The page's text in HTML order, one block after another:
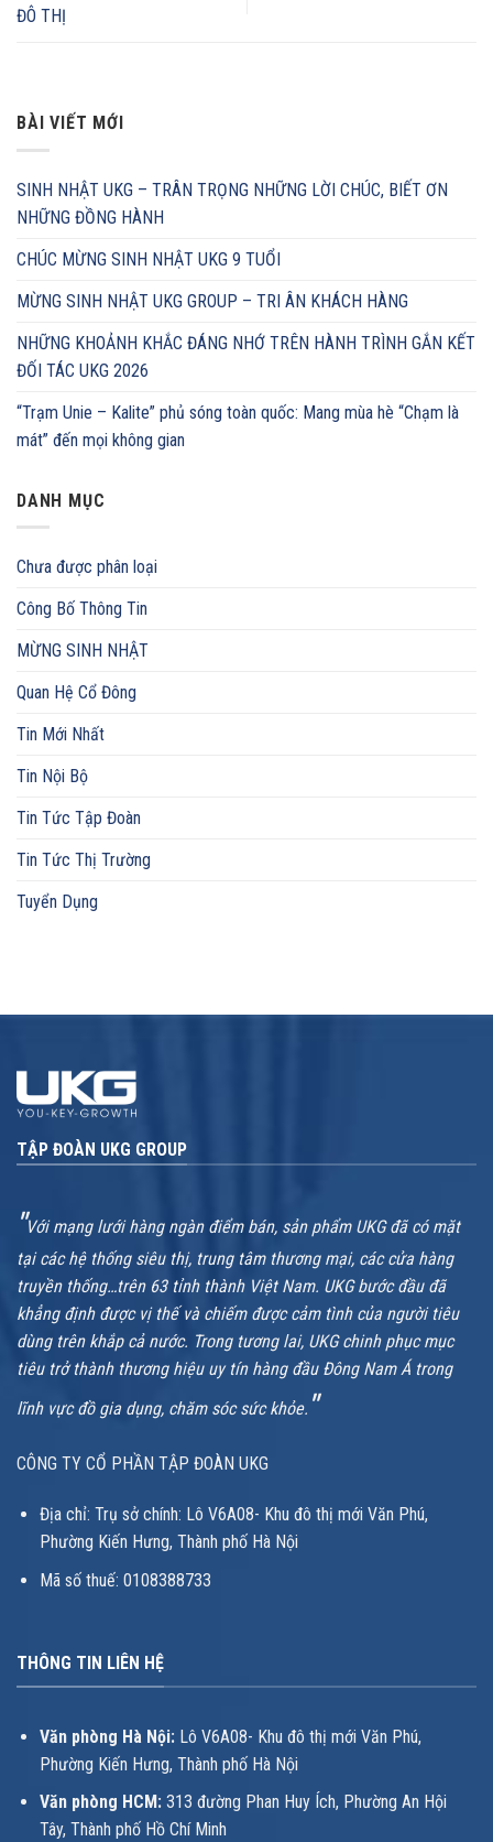
ĐÔ THỊ
BÀI VIẾT MỚI
SINH NHẬT UKG – TRÂN TRỌNG NHỮNG LỜI CHÚC, BIẾT ƠN
NHỮNG ĐỒNG HÀNH
CHÚC MỪNG SINH NHẬT UKG 9 TUỔI
MỪNG SINH NHẬT UKG GROUP – TRI ÂN KHÁCH HÀNG
NHỮNG KHOẢNH KHẮC ĐÁNG NHỚ TRÊN HÀNH TRÌNH GẮN KẾT
ĐỐI TÁC UKG 2026
“Trạm Unie – Kalite” phủ sóng toàn quốc: Mang mùa hè “Chạm là
mát” đến mọi không gian
DANH MỤC
Chưa được phân loại
Công Bố Thông Tin
MỪNG SINH NHẬT
Quan Hệ Cổ Đông
Tin Mới Nhất
Tin Nội Bộ
Tin Tức Tập Đoàn
Tin Tức Thị Trường
Tuyển Dụng
TẬP ĐOÀN UKG GROUP
"Với mạng lưới hàng ngàn điểm bán, sản phẩm UKG đã có mặt
tại các hệ thống siêu thị, trung tâm thương mại, các cửa hàng
truyền thống…trên 63 tỉnh thành Việt Nam. UKG bước đầu đã
khẳng định được vị thế và chiếm được cảm tình của người tiêu
dùng trên khắp cả nước. Trong tương lai, UKG chinh phục mục
tiêu trở thành thương hiệu uy tín hàng đầu Đông Nam Á trong
lĩnh vực đồ gia dụng, chăm sóc sức khỏe. "
CÔNG TY CỔ PHẦN TẬP ĐOÀN UKG
Địa chỉ: Trụ sở chính: Lô V6A08- Khu đô thị mới Văn Phú,
Phường Kiến Hưng, Thành phố Hà Nội
Mã số thuế: 0108388733
THÔNG TIN LIÊN HỆ
Văn phòng Hà Nội:Lô V6A08- Khu đô thị mới Văn Phú,
Phường Kiến Hưng, Thành phố Hà Nội
Văn phòng HCM: 313 đường Phan Huy Ích, Phường An Hội
Tây, Thành phố Hồ Chí Minh